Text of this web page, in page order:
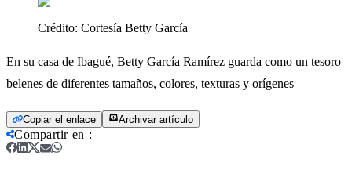
Crédito: Cortesía Betty García
En su casa de Ibagué, Betty García Ramírez guarda como un tesoro
belenes de diferentes tamaños, colores, texturas y orígenes
Copiar el enlace Archivar artículo
Compartir en :